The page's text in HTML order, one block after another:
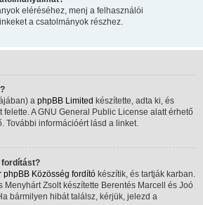
eléréséhez, menj a felhasználói
a csatolmányok részhez.
a phpBB Limited készítette, adta ki, és
A GNU General Public License alatt érhető
További információért lásd a linket.
fordítást?
phpBB Közösség fordító készítik, és tartják karban.
Menyhárt Zsolt készítette Berentés Marcell és Joó
bármilyen hibát találsz, kérjük, jelezd a